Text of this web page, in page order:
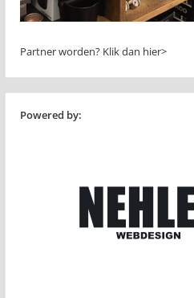
Partner worden? Klik dan hier>
Powered by: